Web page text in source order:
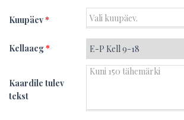
Kuupäev*
Kellaaeg*
Kaardile tulev
tekst